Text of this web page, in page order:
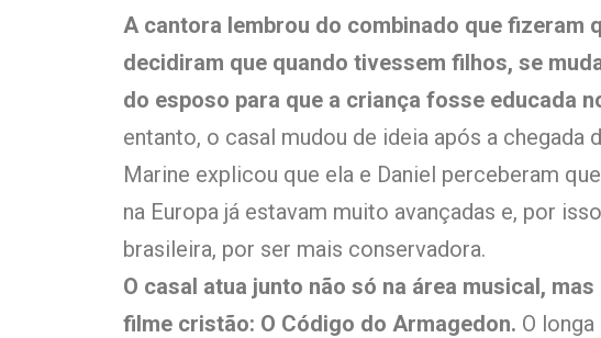
A cantora lembrou do combinado que fizeram
decidiram que quando tivessem filhos, se
do esposo para que a criança fosse educada
entanto, o casal mudou de ideia após a chegada
Marine explicou que ela e Daniel perceberam
na Europa já estavam muito avançadas e, por
brasileira, por ser mais conservadora.
O casal atua junto não só na área musical,
filme cristão: O Código do Armagedon. O